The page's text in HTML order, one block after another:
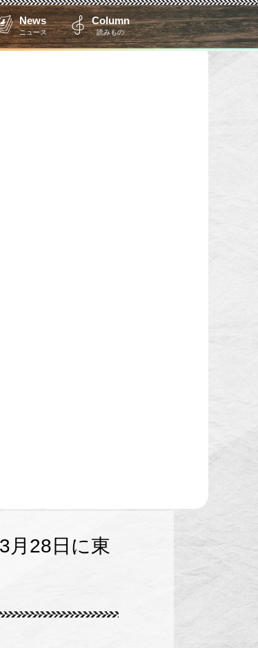
News
ニュース
Column
読みもの
月28日に東